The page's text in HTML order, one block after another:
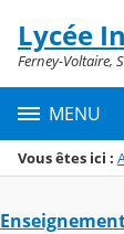
Menu de la
Contenu
Lycée
Ferney-Voltaire,
MENU
Vous êtes ici :